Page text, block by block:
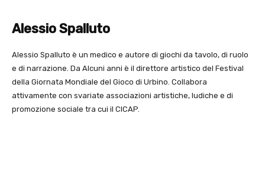
Alessio Spalluto
Alessio Spalluto è un medico e autore di giochi da tavolo, di ruolo
e di narrazione. Da Alcuni anni è il direttore artistico del Festival
della Giornata Mondiale del Gioco di Urbino. Collabora
attivamente con svariate associazioni artistiche, ludiche e di
promozione sociale tra cui il CICAP.